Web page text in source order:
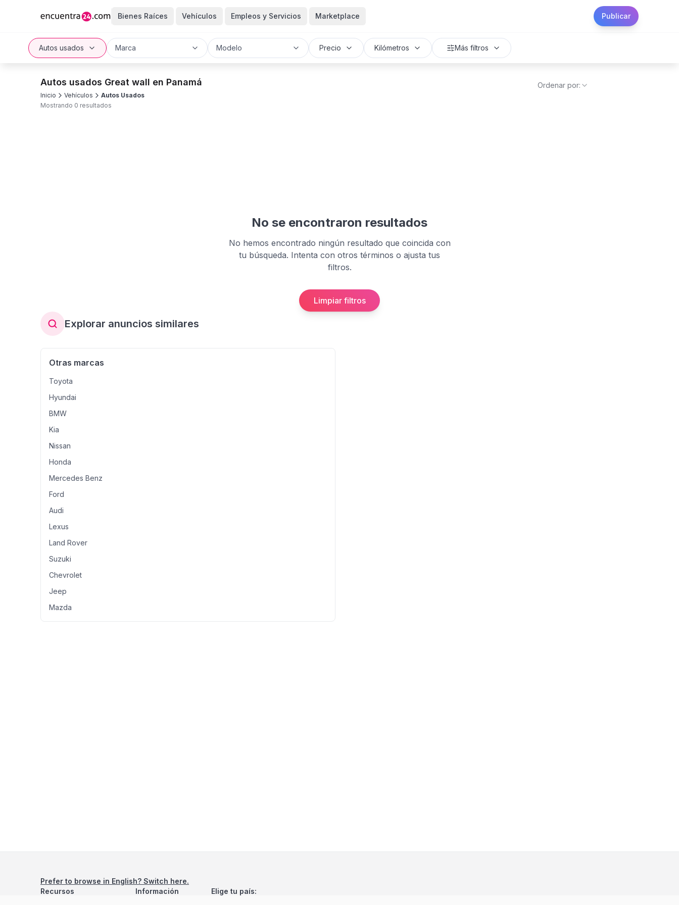
Bienes Raíces Vehículos Empleos y Servicios Marketplace Publicar
Autos usados Marca Modelo Precio Kilómetros Más filtros
Autos usados Great wall en Panamá
Inicio Vehículos
Autos Usados
Mostrando 0 resultados
Ordenar por:
No se encontraron resultados
No hemos encontrado ningún resultado que coincida con
tu búsqueda. Intenta con otros términos o ajusta tus
filtros.
Limpiar filtros
Explorar anuncios similares
Otras marcas
Toyota
Hyundai
BMW
Kia
Nissan
Honda
Mercedes Benz
Ford
Audi
Lexus
Land Rover
Suzuki
Chevrolet
Jeep
Mazda
Prefer to browse in English? Switch here.
Recursos
Información Elige tu país: